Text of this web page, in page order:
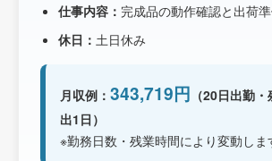
仕事内容： 完成品の動作確認と出荷準
休日： 土日休み
月収例： 343,719円 （20日出勤
出1日）
※勤務日数・残業時間により変動しま